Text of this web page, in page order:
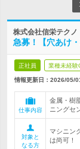
株式会社信栄テクノ
急募！【穴あけ
正社員 業種未経験
情報更新日：2026/05/
仕事内容
金属・樹
ニングセ
対象と
なる方
マシニン
は尚可！